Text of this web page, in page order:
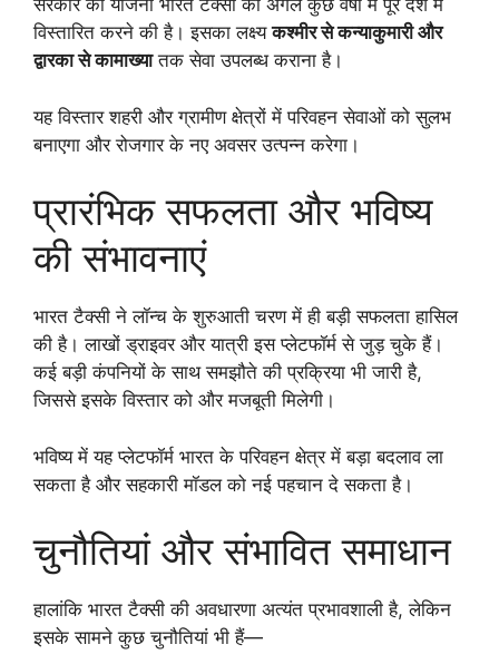
सरकार की योजना भारत टैक्सी को अगले कुछ वर्षों में पूरे देश में
विस्तारित करने की है। इसका लक्ष्यकश्मीर से कन्याकुमारी और
द्वारका से कामाख्यातक सेवा उपलब्ध कराना है।
यह विस्तार शहरी और ग्रामीण क्षेत्रों में परिवहन सेवाओं को सुलभ
बनाएगा और रोजगार के नए अवसर उत्पन्न करेगा।
प्रारंभिक सफलता और भविष्य
की संभावनाएं
भारत टैक्सी ने लॉन्च के शुरुआती चरण में ही बड़ी सफलता हासिल
की है। लाखों ड्राइवर और यात्री इस प्लेटफॉर्म से जुड़ चुके हैं।
कई बड़ी कंपनियों के साथ समझौते की प्रक्रिया भी जारी है,
जिससे इसके विस्तार को और मजबूती मिलेगी।
भविष्य में यह प्लेटफॉर्म भारत के परिवहन क्षेत्र में बड़ा बदलाव ला
सकता है और सहकारी मॉडल को नई पहचान दे सकता है।
चुनौतियां और संभावित समाधान
हालांकि भारत टैक्सी की अवधारणा अत्यंत प्रभावशाली है, लेकिन
इसके सामने कुछ चुनौतियां भी हैं—